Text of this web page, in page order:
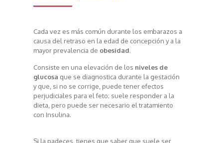
Cada vez es más común durante los embarazos a
causa del retraso en la edad de concepción y a la
mayor prevalencia de obesidad.
Consiste en una elevación de los niveles de
glucosa que se diagnostica durante la gestación
y que, si no se corrige, puede tener efectos
perjudiciales para el feto; suele responder a la
dieta, pero puede ser necesario el tratamiento
con Insulina.
Si la padeces, tienes que saber que suele ser